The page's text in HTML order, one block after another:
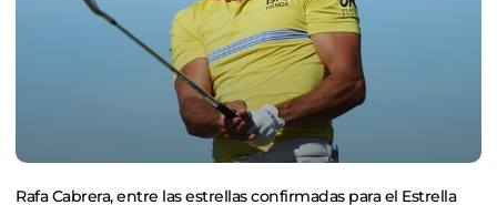
Rafa Cabrera, entre las estrellas confirmadas para el Estrella